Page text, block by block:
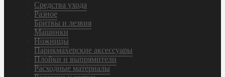
Средства ухода
Разное
Бритвы и лезвия
Машинки
Ножницы
Парикмахерские аксессуары
Плойки и выпрямители
Расходные материалы